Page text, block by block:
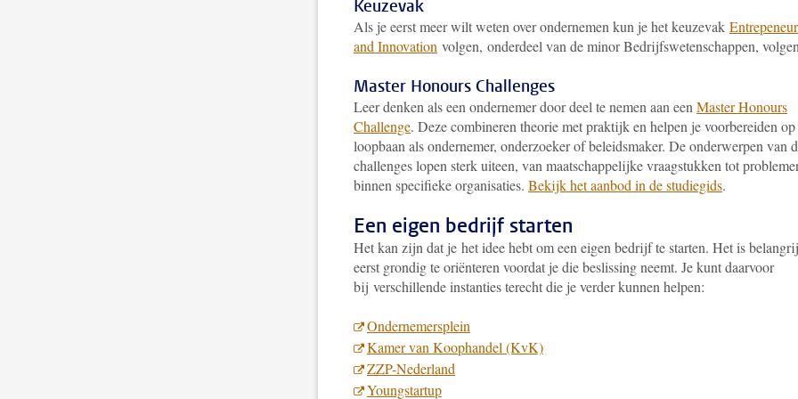
Keuzevak
Als je eerst meer wilt weten over ondernemen kun je het keuzevak
and Innovation volgen, onderdeel van de minor Bedrijfswetenschappen,
Master Honours Challenges
Leer denken als een ondernemer door deel te nemen aan een Master Honours
Challenge. Deze combineren theorie met praktijk en helpen je voorbereiden op
loopbaan als ondernemer, onderzoeker of beleidsmaker. De onderwerpen van
challenges lopen sterk uiteen, van maatschappelijke vraagstukken tot
binnen specifieke organisaties. Bekijk het aanbod in de studiegids.
Een eigen bedrijf starten
Het kan zijn dat je het idee hebt om een eigen bedrijf te starten. Het is
eerst grondig te oriënteren voordat je die beslissing neemt. Je kunt daarvoor
bij verschillende instanties terecht die je verder kunnen helpen:
Ondernemersplein
Kamer van Koophandel (KvK)
ZZP-Nederland
Youngstartup